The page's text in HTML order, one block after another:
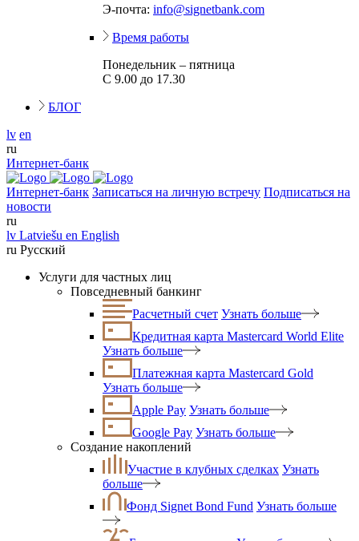
Э-почта: info@signetbank.com
Время работы
Понедельник – пятница
С 9.00 до 17.30
БЛОГ
lv en
ru
Интернет-банк
Интернет-банк Записаться на личную встречу Подписаться на
новости
ru
lv Latviešu en English
ru Русский
Услуги для частных лиц
Повседневный банкинг
Расчетный счет Узнать больше
Кредитная карта Mastercard World Elite
Узнать больше
Платежная карта Mastercard Gold
Узнать больше
Apple Pay Узнать больше
Google Pay Узнать больше
Создание накоплений
Участие в клубных сделках Узнать
больше
Фонд Signet Bond Fund Узнать больше